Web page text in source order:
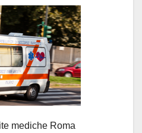
mediche Roma